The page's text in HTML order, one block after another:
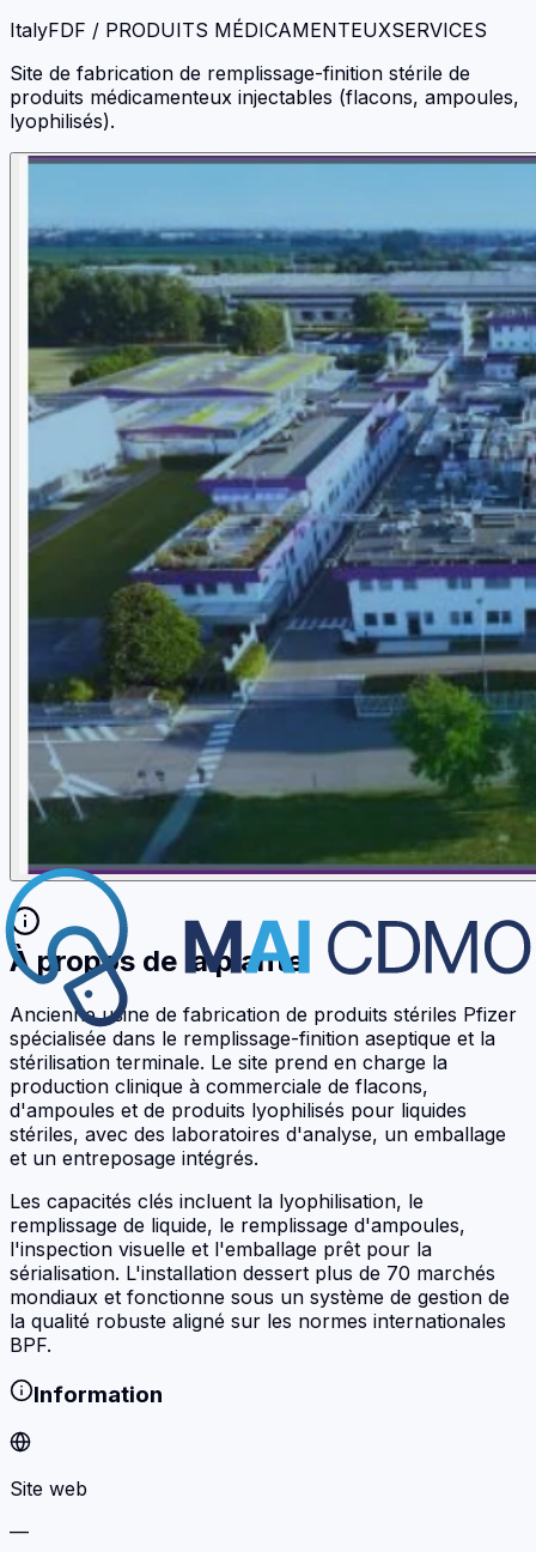
ItalyFDF / PRODUITS MÉDICAMENTEUXSERVICES
Site de fabrication de remplissage-finition stérile de
produits médicamenteux injectables (flacons, ampoules,
lyophilisés).
À propos de la plante
Ancienne usine de fabrication de produits stériles Pfizer
spécialisée dans le remplissage-finition aseptique et la
stérilisation terminale. Le site prend en charge la
production clinique à commerciale de flacons,
d'ampoules et de produits lyophilisés pour liquides
stériles, avec des laboratoires d'analyse, un emballage
et un entreposage intégrés.
Les capacités clés incluent la lyophilisation, le
remplissage de liquide, le remplissage d'ampoules,
l'inspection visuelle et l'emballage prêt pour la
sérialisation. L'installation dessert plus de 70 marchés
mondiaux et fonctionne sous un système de gestion de
la qualité robuste aligné sur les normes internationales
BPF.
Information
Site web
—